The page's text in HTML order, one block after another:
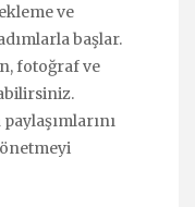
ve
başlar.
fotoğraf ve